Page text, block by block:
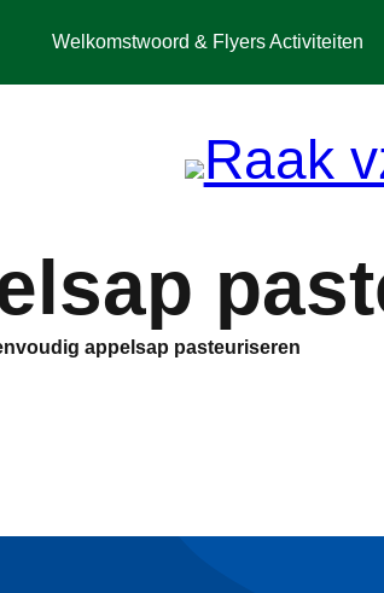
Welkomstwoord & Flyers Activiteiten
appelsap pasteuriseren